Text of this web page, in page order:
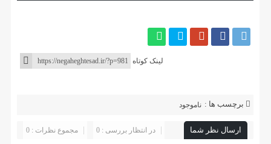
لینک کوتاه
برچسب ها : ناموجود
ارسال نظر شما مجموع نظرات : 0 در انتظار بررسی : 0